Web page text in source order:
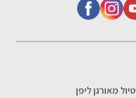
טיול מאורגן ליפן